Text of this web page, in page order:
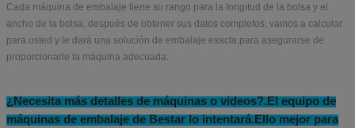
Cada máquina de embalaje tiene su rango para la longitud de la bolsa y el
ancho de la bolsa, después de obtener sus datos completos, vamos a calcular
para usted y le dará una solución de embalaje exacta,para asegurarse de
proporcionarle la máquina adecuada.
¿Necesita más detalles de máquinas o videos?. El equipo de
máquinas de embalaje de Bestar lo intentará. El lo mejor para